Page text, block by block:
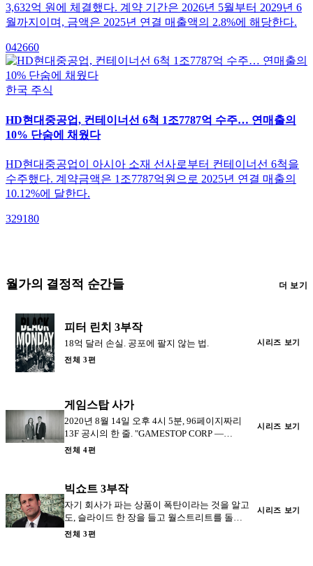
3,632억 원에 체결했다. 계약 기간은 2026년 5월부터 2029년 6
월까지이며, 금액은 2025년 연결 매출액의 2.8%에 해당한다.
042660
한국 주식
HD현대중공업, 컨테이너선 6척 1조7787억 수주… 연매출의
10% 단숨에 채웠다
HD현대중공업이 아시아 소재 선사로부터 컨테이너선 6척을
수주했다. 계약금액은 1조7787억원으로 2025년 연결 매출의
10.12%에 달한다.
329180
월가의 결정적 순간들 더 보기
피터 린치 3부작
18억 달러 손실. 공포에 팔지 않는 법.
전체 3편
시리즈 보기
게임스탑 사가
2020년 8월 14일 오후 4시 5분, 96페이지짜리
13F 공시의 한 줄. "GAMESTOP CORP —
NEW." 빅쇼트의 마이클 버리가 키스 길과 같은
전체 4편
시리즈 보기
빅쇼트 3부작
자기 회사가 파는 상품이 폭탄이라는 것을 알고
도, 슬라이드 한 장을 들고 월스트리트를 돌아
다닌 남자. 그렉 리프먼 — 빅쇼트의 세일즈맨.
전체 3편
시리즈 보기